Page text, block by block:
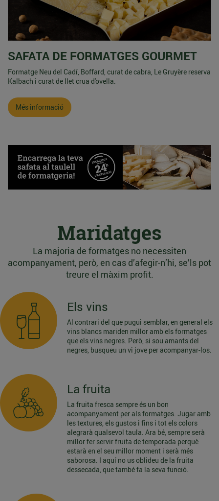
SAFATA DE FORMATGES GOURMET
Formatge Neu del Cadí, Boffard, curat de cabra, Le Gruyère reserva
Kalbach i curat de llet crua d'ovella.
Més informació
Maridatges
La majoria de formatges no necessiten
acompanyament, però, en cas d’afegir-n’hi, se’ls pot
treure el màxim profit.
Els vins
Al contrari del que pugui semblar, en general els
vins blancs mariden millor amb els formatges
que els vins negres. Però, si sou amants del
negres, busqueu un vi jove per acompanyar-los.
La fruita
La fruita fresca sempre és un bon
acompanyament per als formatges. Jugar amb
les textures, els gustos i fins i tot els colors
alegrarà qualsevol taula. Ara bé, sempre serà
millor fer servir fruita de temporada perquè
estarà en el seu millor moment i serà més
saborosa. I aquí no us oblideu de la fruita
dessecada, que també fa la seva funció.